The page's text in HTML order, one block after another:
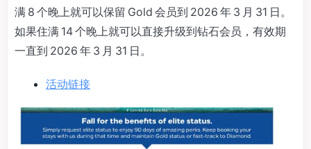
满 8 个晚上就可以保留 Gold 会员到 2026 年 3 月 31 日。
如果住满 14 个晚上就可以直接升级到钻石会员，有效期
一直到 2026 年 3 月 31 日。
活动链接